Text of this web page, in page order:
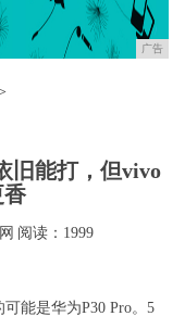
广告
旧能打，但vivo
香
阅读：1999
能是华为P30 Pro。5